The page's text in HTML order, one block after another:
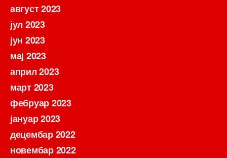
август 2023
јул 2023
јун 2023
мај 2023
април 2023
март 2023
фебруар 2023
јануар 2023
децембар 2022
новембар 2022